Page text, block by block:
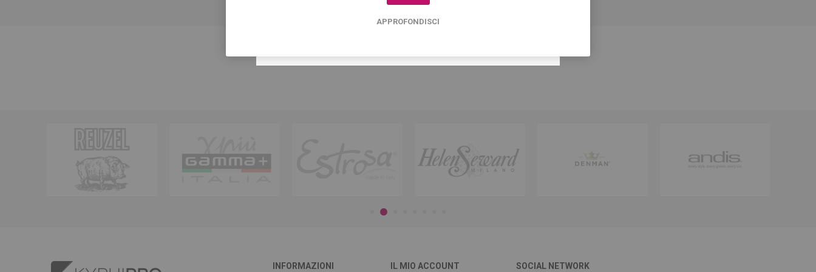
INFORMAZIONI IL MIO ACCOUNT SOCIAL NETWORK
APPROFONDISCI